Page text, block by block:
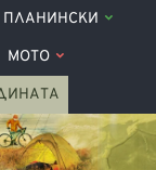
ПЛАНИНСКИ
МОТО